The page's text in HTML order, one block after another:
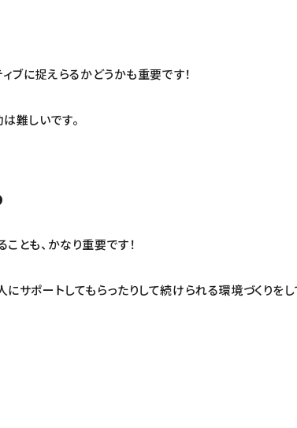
ブに捉えらるかどうかも重要です！
難しいです。
とも、かなり重要です！
サポートしてもらったりして続けられる環境づくりをし